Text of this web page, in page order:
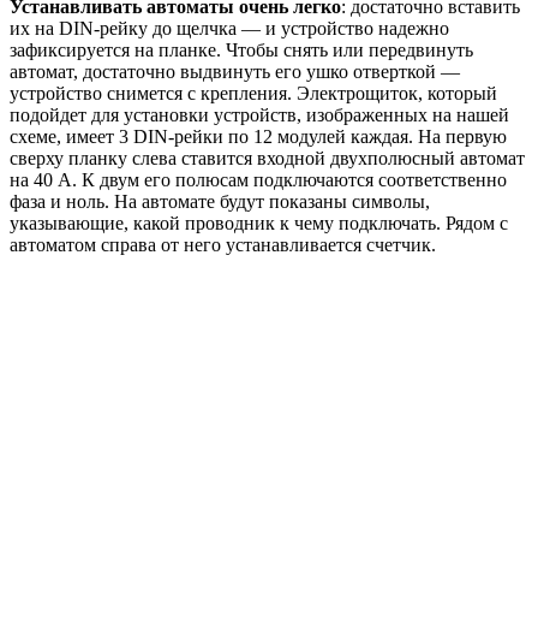
Устанавливать автоматы очень легко: достаточно вставить
их на DIN-рейку до щелчка — и устройство надежно
зафиксируется на планке. Чтобы снять или передвинуть
автомат, достаточно выдвинуть его ушко отверткой —
устройство снимется с крепления. Электрощиток, который
подойдет для установки устройств, изображенных на нашей
схеме, имеет 3 DIN-рейки по 12 модулей каждая. На первую
сверху планку слева ставится входной двухполюсный автомат
на 40 А. К двум его полюсам подключаются соответственно
фаза и ноль. На автомате будут показаны символы,
указывающие, какой проводник к чему подключать. Рядом с
автоматом справа от него устанавливается счетчик.